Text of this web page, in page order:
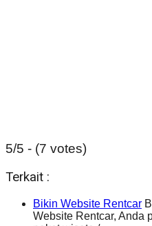
5/5 - (7 votes)
Terkait :
Bikin Website Rentcar
Website Rentcar, Anda